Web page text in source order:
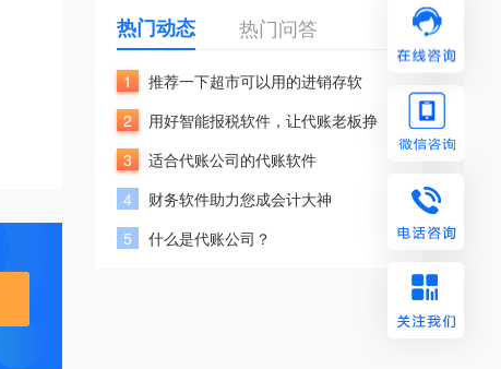
热门动态 热门问答
1
推荐一下超市可以用的进销存软
2
用好智能报税软件，让代账老板挣
3
适合代账公司的代账软件
4
财务软件助力您成会计大神
5
什么是代账公司？